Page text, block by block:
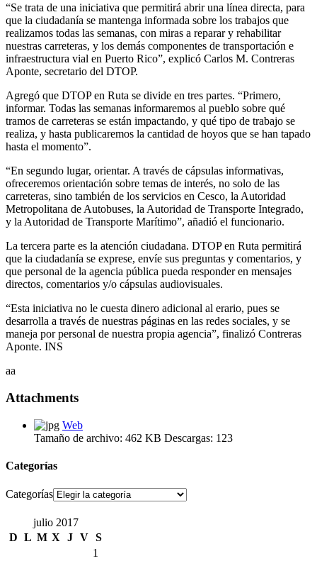
“Se trata de una iniciativa que permitirá abrir una línea directa, para
que la ciudadanía se mantenga informada sobre los trabajos que
realizamos todas las semanas, con miras a reparar y rehabilitar
nuestras carreteras, y los demás componentes de transportación e
infraestructura vial en Puerto Rico”, explicó Carlos M. Contreras
Aponte, secretario del DTOP.
Agregó que DTOP en Ruta se divide en tres partes. “Primero,
informar. Todas las semanas informaremos al pueblo sobre qué
tramos de carreteras se están impactando, y qué tipo de trabajo se
realiza, y hasta publicaremos la cantidad de hoyos que se han tapado
hasta el momento”.
“En segundo lugar, orientar. A través de cápsulas informativas,
ofreceremos orientación sobre temas de interés, no solo de las
carreteras, sino también de los servicios en Cesco, la Autoridad
Metropolitana de Autobuses, la Autoridad de Transporte Integrado,
y la Autoridad de Transporte Marítimo”, añadió el funcionario.
La tercera parte es la atención ciudadana. DTOP en Ruta permitirá
que la ciudadanía se exprese, envíe sus preguntas y comentarios, y
que personal de la agencia pública pueda responder en mensajes
directos, comentarios y/o cápsulas audiovisuales.
“Esta iniciativa no le cuesta dinero adicional al erario, pues se
desarrolla a través de nuestras páginas en las redes sociales, y se
maneja por personal de nuestra propia agencia”, finalizó Contreras
Aponte. INS
aa
Attachments
Web
Tamaño de archivo: 462 KB Descargas: 123
Categorías
Categorías
julio 2017
D L M X J V S
1